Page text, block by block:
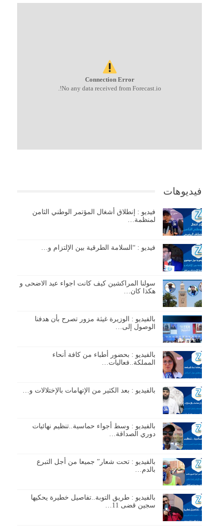
Connection Error
No any data received from Forecast.io!.
فيديوهات
فيديو : إنطلاق أشغال المؤتمر الوطني الثامن
لمنظمة…
فيديو : “السلامة الطرقية بين الإلتزام و…
سولنا المراكشين كيف كانت اجواء عيد الاضحى و
هكذا كان…
بالفيديو : الوزيرة غيثة مزور تصرح بأن هدفنا
الوصول إلى…
بالفيديو : بحضور أطباء من كافة أنحاء
المملكة..فعاليات…
بالفيديو : بعد الكثير من الإتهامات بالإختلالات و…
بالفيديو : وسط أجواء حماسية..تنظيم نهائيات
دوري الصداقة…
بالفيديو : تحت شعار” جميعا من أجل التبرع
بالدم…
بالفيديو : طريق التوبة..تفاصيل خطيرة يحكيها
سجين قضى 11…